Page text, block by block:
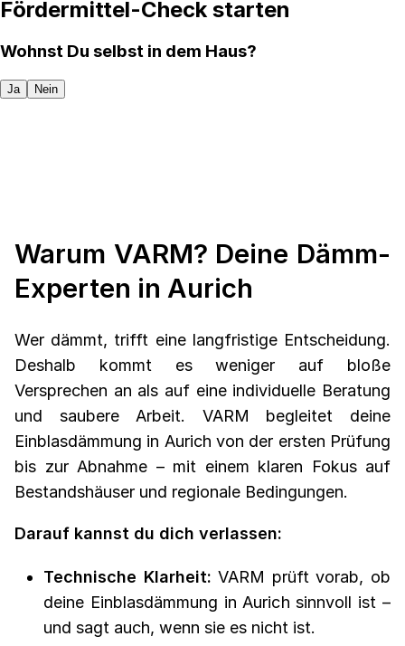
Fördermittel-Check starten
Wohnst Du selbst in dem Haus?
Ja Nein
Warum VARM? Deine Dämm-
Experten in Aurich
Wer dämmt, trifft eine langfristige Entscheidung.
Deshalb kommt es weniger auf bloße
Versprechen an als auf eine individuelle Beratung
und saubere Arbeit. VARM begleitet deine
Einblasdämmung in Aurich von der ersten Prüfung
bis zur Abnahme – mit einem klaren Fokus auf
Bestandshäuser und regionale Bedingungen.
Darauf kannst du dich verlassen:
Technische Klarheit: VARM prüft vorab, ob
deine Einblasdämmung in Aurich sinnvoll ist –
und sagt auch, wenn sie es nicht ist.